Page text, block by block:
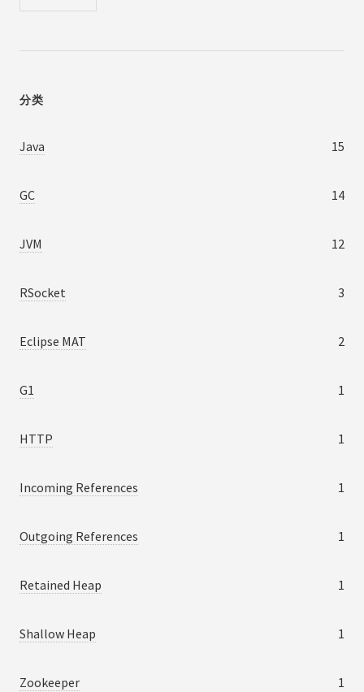
分类
Java 15
GC 14
JVM 12
RSocket 3
Eclipse MAT 2
G1 1
HTTP 1
Incoming References 1
Outgoing References 1
Retained Heap 1
Shallow Heap 1
Zookeeper 1